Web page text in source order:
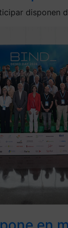
disponen